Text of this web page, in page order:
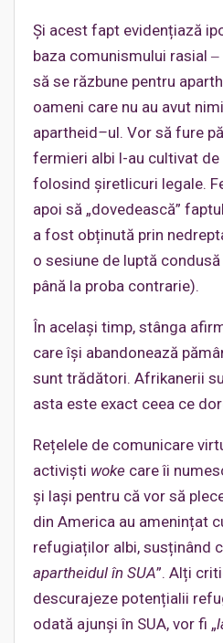
Și acest fapt evidențiază
baza comunismului rasial
să se răzbune pentru
oameni care nu au avut
apartheid–ul. Vor să fure
fermieri albi l-au cultivat
folosind șiretlicuri legale.
apoi să „dovedească”
a fost obținută prin
o sesiune de luptă
până la proba contrarie).
În același timp, stânga
care își abandonează
sunt trădători. Afrikanerii
asta este exact ceea ce
Rețelele de comunicare
activiști woke care îi
și lași pentru că vor să
din America au amenințat
refugiaților albi, susținând
apartheidul în SUA”. Alți
descurajeze potențialii
odată ajunși în SUA, vor fi „